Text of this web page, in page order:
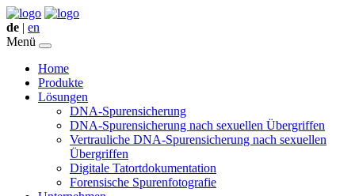
de | en
Menü
Home
Produkte
Lösungen
DNA-Spurensicherung
DNA-Spurensicherung nach sexuellen Übergriffen
Vertrauliche DNA-Spurensicherung nach sexuellen
Übergriffen
Digitale Tatortdokumentation
Forensische Spurenfotografie